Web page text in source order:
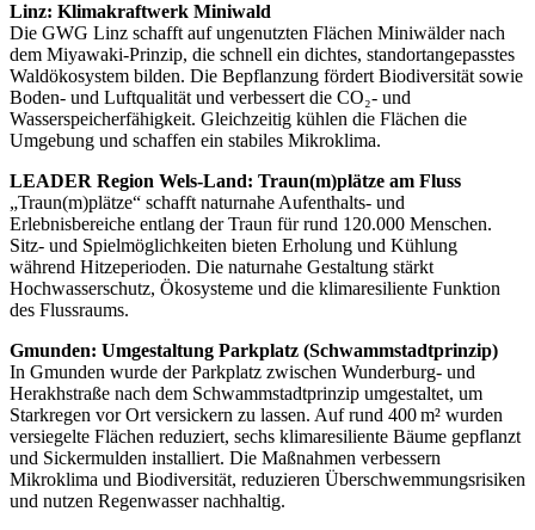
Linz: Klimakraftwerk Miniwald
Die GWG Linz schafft auf ungenutzten Flächen Miniwälder nach
dem Miyawaki-Prinzip, die schnell ein dichtes, standortangepasstes
Waldökosystem bilden. Die Bepflanzung fördert Biodiversität sowie
Boden- und Luftqualität und verbessert die CO₂- und
Wasserspeicherfähigkeit. Gleichzeitig kühlen die Flächen die
Umgebung und schaffen ein stabiles Mikroklima.
LEADER Region Wels-Land: Traun(m)plätze am Fluss
„Traun(m)plätze“ schafft naturnahe Aufenthalts- und
Erlebnisbereiche entlang der Traun für rund 120.000 Menschen.
Sitz- und Spielmöglichkeiten bieten Erholung und Kühlung
während Hitzeperioden. Die naturnahe Gestaltung stärkt
Hochwasserschutz, Ökosysteme und die klimaresiliente Funktion
des Flussraums.
Gmunden: Umgestaltung Parkplatz (Schwammstadtprinzip)
In Gmunden wurde der Parkplatz zwischen Wunderburg- und
Herakhstraße nach dem Schwammstadtprinzip umgestaltet, um
Starkregen vor Ort versickern zu lassen. Auf rund 400 m² wurden
versiegelte Flächen reduziert, sechs klimaresiliente Bäume gepflanzt
und Sickermulden installiert. Die Maßnahmen verbessern
Mikroklima und Biodiversität, reduzieren Überschwemmungsrisiken
und nutzen Regenwasser nachhaltig.